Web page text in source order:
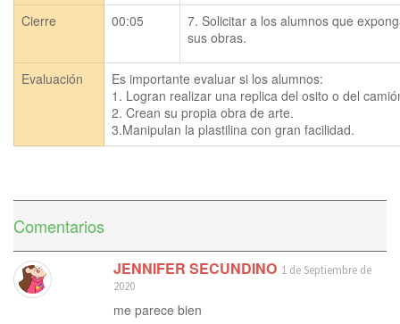
Cierre 00:05
7. Solicitar a los alumnos que
sus obras.
Evaluación
Es importante evaluar si los alumnos:
1. Logran realizar una replica del osito o del
2. Crean su propia obra de arte.
3.Manipulan la plastilina con gran facilidad.
Comentarios
JENNIFER SECUNDINO 1 de Septiembre de
2020
me parece bien